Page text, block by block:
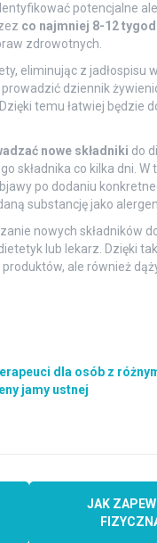
potencjalne
co najmniej 8-12
zdrowotnych.
eliminując z jadłospisu
dziennik
temu łatwiej będzie
nowe składniki do
co kilka dni. W
po dodaniu
substancję jako alergen.
nowych składników
lub lekarz. Dzięki
ale również
dla osób z
jamy ustnej
JAK